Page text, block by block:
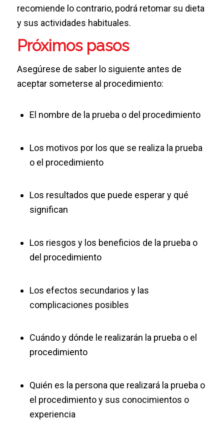
recomiende lo contrario, podrá retomar su dieta
y sus actividades habituales.
Próximos pasos
Asegúrese de saber lo siguiente antes de
aceptar someterse al procedimiento:
El nombre de la prueba o del procedimiento
Los motivos por los que se realiza la prueba
o el procedimiento
Los resultados que puede esperar y qué
significan
Los riesgos y los beneficios de la prueba o
del procedimiento
Los efectos secundarios y las
complicaciones posibles
Cuándo y dónde le realizarán la prueba o el
procedimiento
Quién es la persona que realizará la prueba o
el procedimiento y sus conocimientos o
experiencia